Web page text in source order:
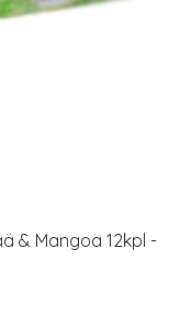
& Mangoa 12kpl -